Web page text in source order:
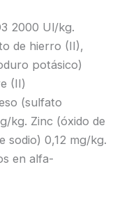
2000 Ul/kg.
de hierro (II),
potásico)
(II)
(sulfato
kg. Zinc (óxido de
sodio) 0,12 mg/kg.
en alfa-